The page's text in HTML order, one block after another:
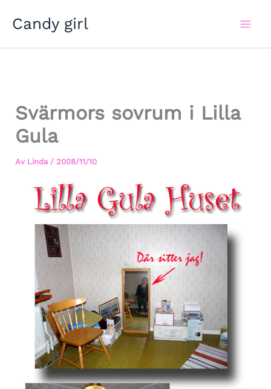
Candy girl
Svärmors sovrum i Lilla
Gula
Av Linda / 2008/11/10